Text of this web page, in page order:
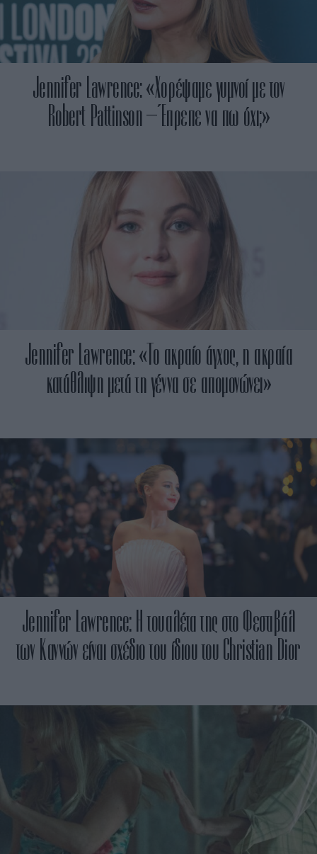
​Jennifer Lawrence: «Χορέψαμε γυμνοί με τον
Robert Pattinson – Έπρεπε να πω όχι;»
Jennifer Lawrence: «Το ακραίο άγχος, η ακραία
κατάθλιψη μετά τη γέννα σε απομονώνει»
Jennifer Lawrence: Η τουαλέτα της στο Φεστιβάλ
των Καννών είναι σχέδιο του ίδιου του Christian Dior